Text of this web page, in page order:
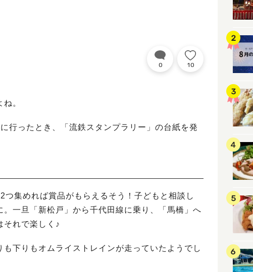
0 10
。
行ったとき、「流鉄スタンプラリー」の台紙を発
集めれば賞品がもらえるそう！子どもと相談し
一旦「新松戸」から千代田線に乗り、「馬橋」へ
それで楽しく♪
下りもオムライストレインが走っていたようでし